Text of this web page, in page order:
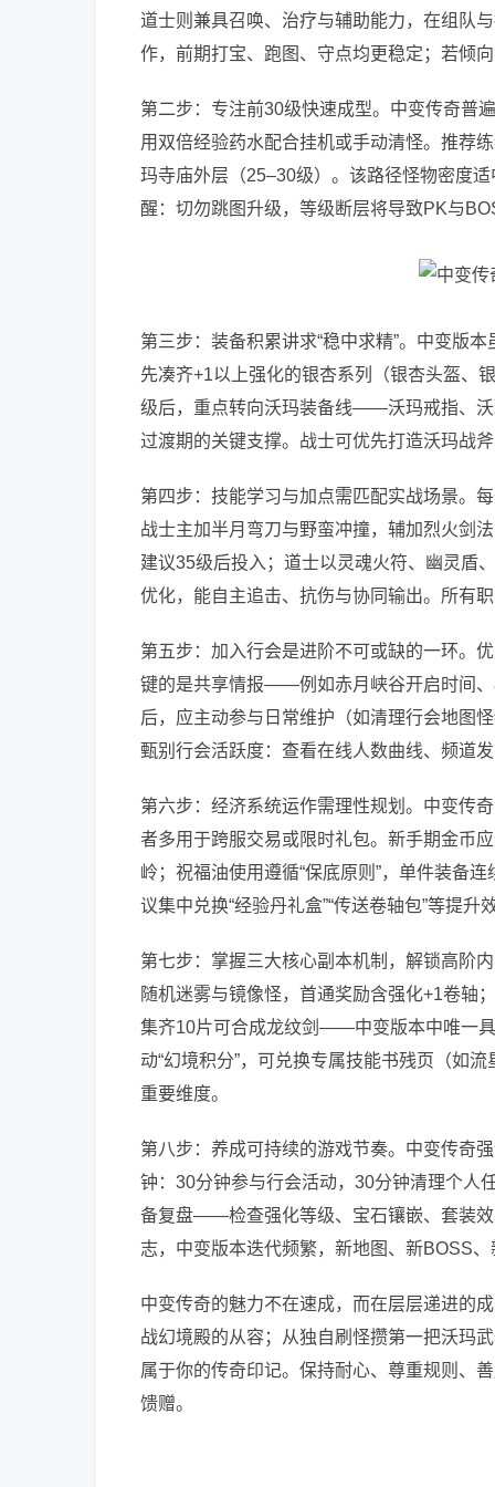
道士则兼具召唤、治疗与辅助能力，在组队
作，前期打宝、跑图、守点均更稳定；若倾
第二步：专注前30级快速成型。中变传奇普
用双倍经验药水配合挂机或手动清怪。推荐
玛寺庙外层（25–30级）。该路径怪物密度
醒：切勿跳图升级，等级断层将导致PK与
第三步：装备积累讲求“稳中求精”。中变版
先凑齐+1以上强化的银杏系列（银杏头盔、
级后，重点转向沃玛装备线——沃玛戒指、
过渡期的关键支撑。战士可优先打造沃玛战
第四步：技能学习与加点需匹配实战场景。
战士主加半月弯刀与野蛮冲撞，辅加烈火剑
建议35级后投入；道士以灵魂火符、幽灵盾
优化，能自主追击、抗伤与协同输出。所有
第五步：加入行会是进阶不可或缺的一环。
键的是共享情报——例如赤月峡谷开启时间
后，应主动参与日常维护（如清理行会地图
甄别行会活跃度：查看在线人数曲线、频道
第六步：经济系统运作需理性规划。中变传
者多用于跨服交易或限时礼包。新手期金币
岭；祝福油使用遵循“保底原则”，单件装备
议集中兑换“经验丹礼盒”“传送卷轴包”等提
第七步：掌握三大核心副本机制，解锁高阶
随机迷雾与镜像怪，首通奖励含强化+1卷轴
集齐10片可合成龙纹剑——中变版本中唯一
动“幻境积分”，可兑换专属技能书残页（如
重要维度。
第八步：养成可持续的游戏节奏。中变传奇
钟：30分钟参与行会活动，30分钟清理个人
备复盘——检查强化等级、宝石镶嵌、套装
志，中变版本迭代频繁，新地图、新BOSS
中变传奇的魅力不在速成，而在层层递进的
战幻境殿的从容；从独自刷怪攒第一把沃玛
属于你的传奇印记。保持耐心、尊重规则、
馈赠。